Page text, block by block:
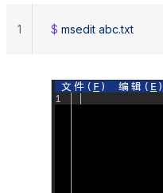
$ msedit abc.txt
1